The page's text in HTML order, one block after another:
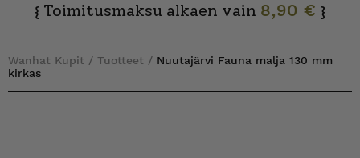
{ Toimitusmaksu alkaen vain 8,90 € }
Wanhat Kupit / Tuotteet / Nuutajärvi Fauna malja 130 mm
kirkas